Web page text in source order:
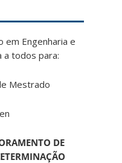
em Engenharia e
a todos para:
Mestrado
DE